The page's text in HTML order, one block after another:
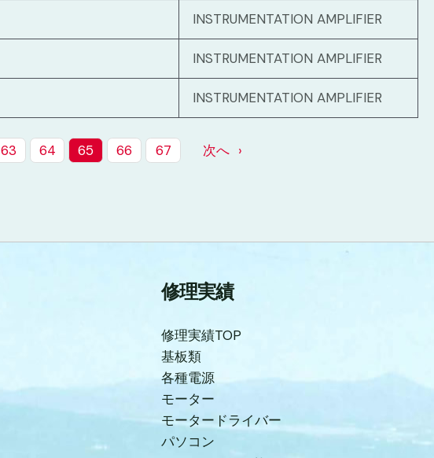
INSTRUMENTATION AMPLIFIER
INSTRUMENTATION AMPLIFIER
INSTRUMENTATION AMPLIFIER
63 64 65 66 67 次へ
修理実績
修理実績TOP
基板類
各種電源
モーター
モータードライバー
パソコン